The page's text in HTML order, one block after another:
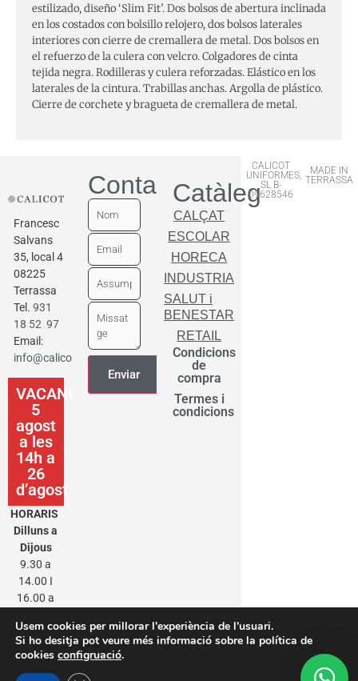
estilizado, diseño ‘Slim Fit’. Dos bolsos de abertura inclinada
en los costados con bolsillo relojero, dos bolsos laterales
interiores con cierre de cremallera de metal. Dos bolsos en
el refuerzo de la culera con velcro. Colgadores de cinta
tejida negra. Rodilleras y culera reforzadas. Elástico en los
laterales de la cintura. Trabillas anchas. Argolla de plástico.
Cierre de corchete y bragueta de cremallera de metal.
Francesc
Salvans
35, local 4
08225
Terrassa
Tel. 931
18 52 97
Email:
info@calicot.cat
VACANCES
5
agost
a les
14h a
26
d’agost
HORARIS
Dilluns a
Dijous
9.30 a
14.00 I
16.00 a
Divendres
9.30 a
ContactarCatàleg
CALÇAT
ESCOLAR
HORECA
INDUSTRIA
SALUT i
BENESTAR
RETAIL
Condicions
de
compra
Termes i
condicions
CALICOT
UNIFORMES,
SL B-
09628546
MADE IN
TERRASSA
Usem cookies per millorar l'experiència de l'usuari.
Si ho desitja pot veure més informació sobre la política de
cookies configruació.